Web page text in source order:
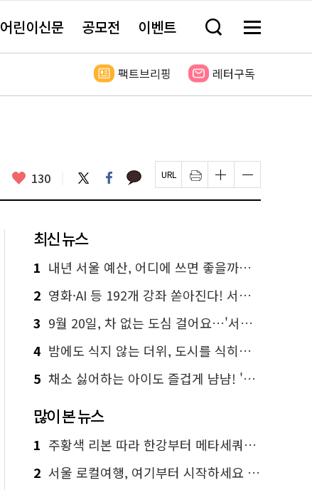
어린이신문 공모전 이벤트 검
창
기
메
전
보
팩트브리핑 레터구독
좋
요
130 트
위
터
페
이
스
카
카 페
이
지
인
쇄
하
글
자
크
하
기
글
자
크
하
최신 뉴스
1 내년 서울 예산, 어디에 쓰면 좋을까요? 온라인 투표
2 영화·AI 등 192개 강좌 쏟아진다! 서울시민대학 선착순 신청
3 9월 20일, 차 없는 도심 걸어요…'서울 걷자 페스티벌' 선착순 5천명
4 밤에도 식지 않는 더위, 도시를 식히는 시원한 해법은?
5 채소 싫어하는 아이도 즐겁게 냠냠! '찾아가는 서울시 식생활 교육' 현장
많이 본 뉴스
1 주황색 리본 따라 한강부터 메타세쿼이아 숲길까지…서울둘레길 15코스
2 서울 로컬여행, 여기부터 시작하세요 '서울에디션25'